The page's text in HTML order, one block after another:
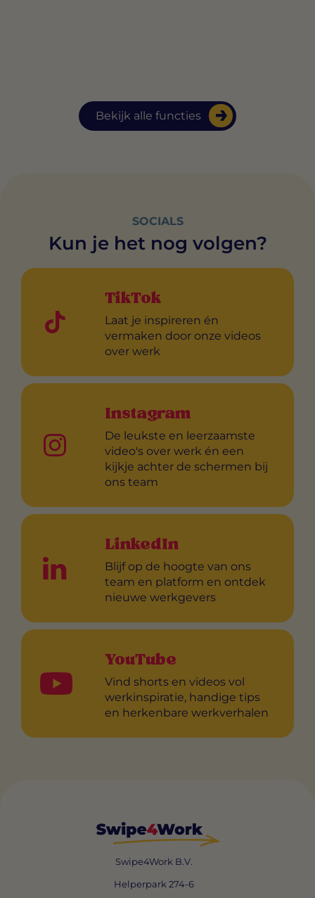
Bekijk alle functies
SOCIALS
Kun je het nog volgen?
TikTok
Laat je inspireren én
vermaken door onze videos
over werk
Instagram
De leukste en leerzaamste
video's over werk én een
kijkje achter de schermen bij
ons team
LinkedIn
Blijf op de hoogte van ons
team en platform en ontdek
nieuwe werkgevers
YouTube
Vind shorts en videos vol
werkinspiratie, handige tips
en herkenbare werkverhalen
Swipe4Work B.V.
Helperpark 274-6